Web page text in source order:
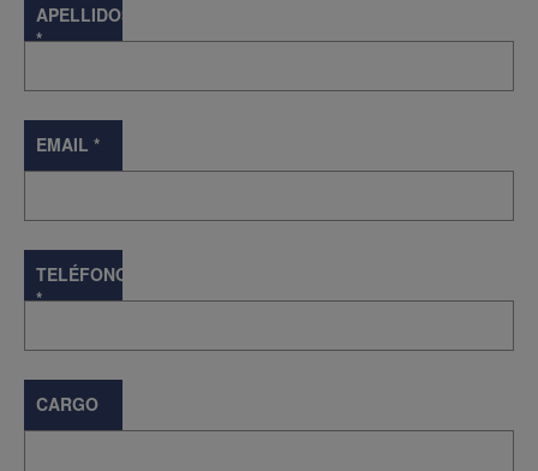
APELLIDOS
*
EMAIL *
TELÉFONO
*
CARGO